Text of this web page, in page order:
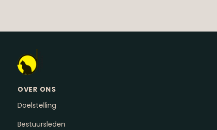
OVER ONS
Doelstelling
Bestuursleden